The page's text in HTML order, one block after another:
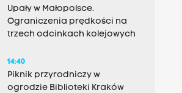
Upały w Małopolsce.
Ograniczenia prędkości na
trzech odcinkach kolejowych
14:40
Piknik przyrodniczy w
ogrodzie Biblioteki Kraków